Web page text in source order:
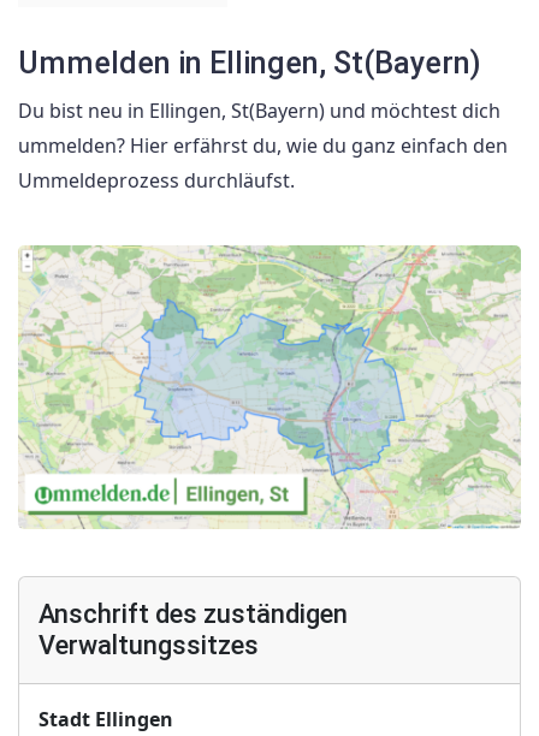
Ummelden in Ellingen, St(Bayern)
Du bist neu in Ellingen, St(Bayern) und möchtest dich
ummelden? Hier erfährst du, wie du ganz einfach den
Ummeldeprozess durchläufst.
Anschrift des zuständigen
Verwaltungssitzes
Stadt Ellingen